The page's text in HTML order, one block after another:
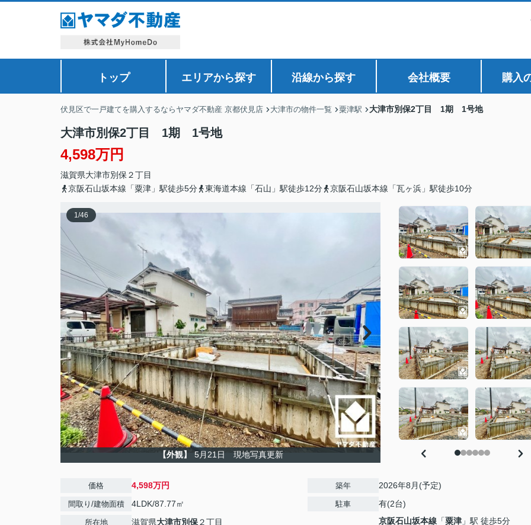
トップ エリアから探す 沿線から探す 会社概要 購入
伏見区で一戸建てを購入するならヤマダ不動産 京都伏見店 大津市の物件一覧 粟津駅 大津市別保2丁目 1期 1号地
大津市別保2丁目 1期 1号地
4,598万円
滋賀県大津市別保 ２丁目
京阪石山坂本線「粟津」駅徒歩5分
東海道本線「石山」駅徒歩12分 京阪石山坂本線「瓦ヶ浜」駅徒歩10分
1/46
【外観】 5月21日 現地写真更新
価格 4,598万円
間取り/建物面積 4LDK/87.77㎡
所在地 滋賀県大津市別保２丁目
築年 2026年8月(予定)
駐車 有(2台)
京阪石山坂本線 「粟津 」駅 徒歩5分